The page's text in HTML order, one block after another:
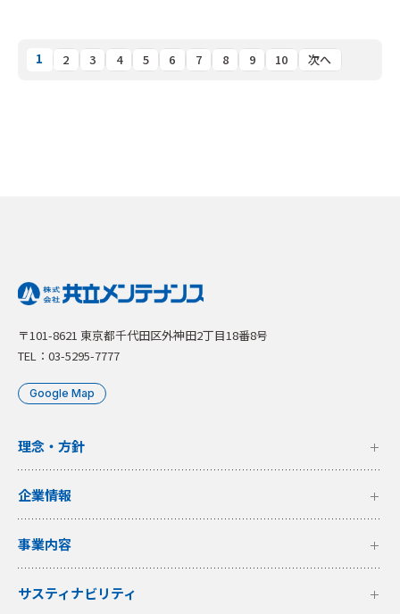
1 2 3 4 5 6 7 8 9 10 次へ
〒101-8621 東京都千代田区外神田2丁目18番8号
TEL：03-5295-7777
Google Map
理念・方針
企業情報
事業内容
サスティナビリティ